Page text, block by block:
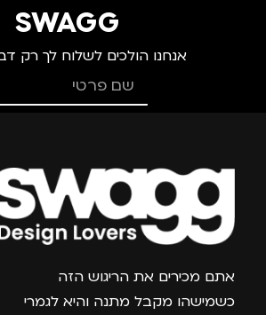
SWAGG
אנחנו הולכים לשלוח לך רק
צרפו
אתם מכירים את הריגוש הזה
כשמישהו מקבל מתנה והיא לגמרי